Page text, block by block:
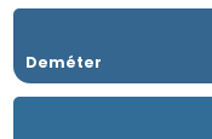
Deméter